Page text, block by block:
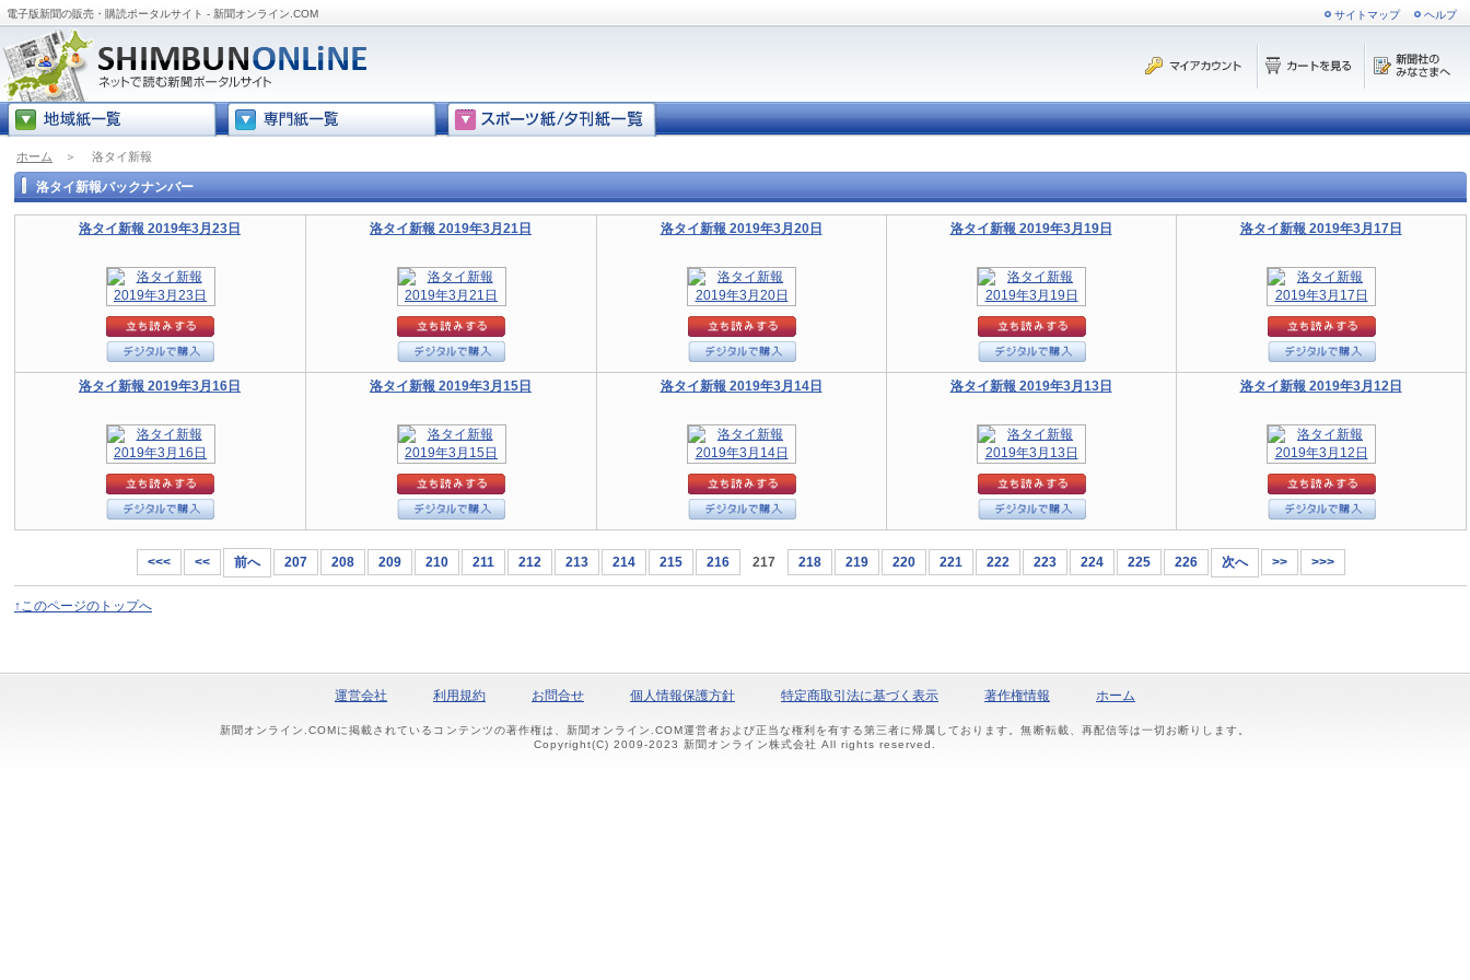
電子版新聞の販売・購読ポータルサイト - 新聞オンライン.COM サイトマップ ヘルプ
ホーム ＞ 洛タイ新報
洛タイ新報バックナンバー
洛タイ新報 2019年3月23日 洛タイ新報 2019年3月21日 洛タイ新報 2019年3月20日 洛タイ新報 2019年3月19日 洛タイ新報 2019年3月17日
洛タイ新報 2019年3月16日 洛タイ新報 2019年3月15日 洛タイ新報 2019年3月14日 洛タイ新報 2019年3月13日 洛タイ新報 2019年3月12日
<<< << 前へ 207 208 209 210 211 212 213 214 215 216 217 218 219 220 221 222 223 224 225 226 次へ >> >>>
↑このページのトップへ
運営会社 利用規約 お問合せ 個人情報保護方針 特定商取引法に基づく表示 著作権情報 ホーム
新聞オンライン.COMに掲載されているコンテンツの著作権は、新聞オンライン.COM運営者および正当な権利を有する第三者に帰属しております。無断転載、再配信等は一切お断りします。
Copyright(C) 2009-2023 新聞オンライン株式会社 All rights reserved.